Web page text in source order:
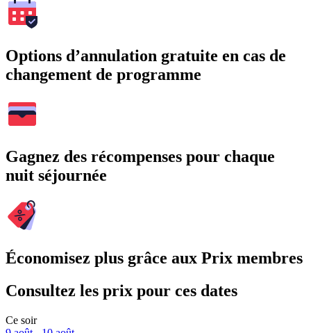
Options d’annulation gratuite en cas de
changement de programme
Gagnez des récompenses pour chaque
nuit séjournée
Économisez plus grâce aux Prix membres
Consultez les prix pour ces dates
Ce soir